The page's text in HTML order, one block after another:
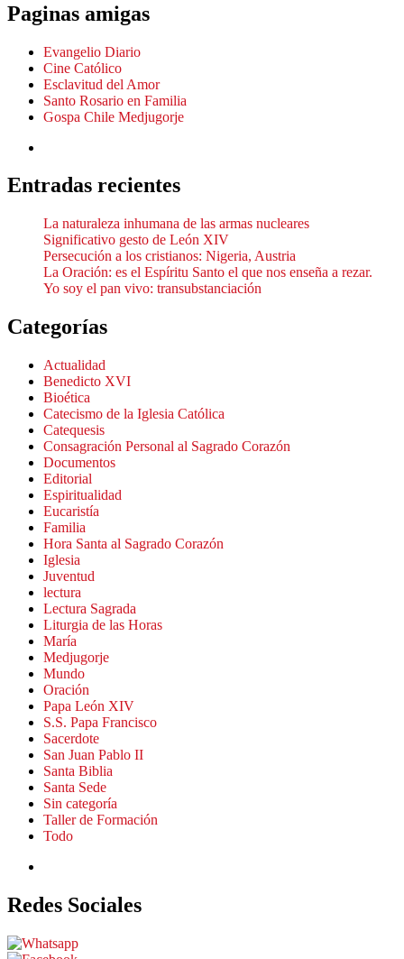
Paginas amigas
Evangelio Diario
Cine Católico
Esclavitud del Amor
Santo Rosario en Familia
Gospa Chile Medjugorje
Entradas recientes
La naturaleza inhumana de las armas nucleares
Significativo gesto de León XIV
Persecución a los cristianos: Nigeria, Austria
La Oración: es el Espíritu Santo el que nos enseña a rezar.
Yo soy el pan vivo: transubstanciación
Categorías
Actualidad
Benedicto XVI
Bioética
Catecismo de la Iglesia Católica
Catequesis
Consagración Personal al Sagrado Corazón
Documentos
Editorial
Espiritualidad
Eucaristía
Familia
Hora Santa al Sagrado Corazón
Iglesia
Juventud
lectura
Lectura Sagrada
Liturgia de las Horas
María
Medjugorje
Mundo
Oración
Papa León XIV
S.S. Papa Francisco
Sacerdote
San Juan Pablo II
Santa Biblia
Santa Sede
Sin categoría
Taller de Formación
Todo
Redes Sociales